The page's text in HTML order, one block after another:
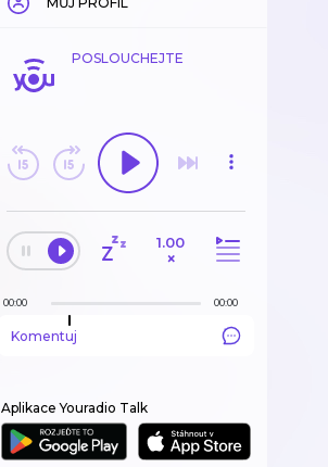
POSLOUCHEJTE
1.00
×
00:00 00:00
Komentuj
Aplikace Youradio Talk